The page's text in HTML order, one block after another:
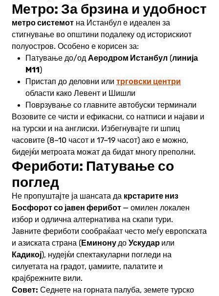
Метро: За брзина и удобност
метро системот на Истанбул е идеален за
стигнување во општини подалеку од историскиот
полуостров. Особено е корисен за:
Патување до/од Аеродром Истанбул (линија
M11)
Пристап до деловни или трговски центри
области како Левент и Шишли
Поврзување со главните автобуски терминали
Возовите се чисти и ефикасни, со натписи и најави и
на турски и на англиски. Избегнувајте ги шпиц
часовите (8–10 часот и 17–19 часот) ако е можно,
бидејќи метроата можат да бидат многу преполни.
Фериботи: Патување со
поглед
Не пропуштајте ја шансата да крстарите низ
Босфорот со јавен ферибот — омилен локален
избор и одлична алтернатива на скапи тури.
Јавните фериботи сообраќаат често меѓу европската
и азиската страна (Еминонудо Ускудар или
Кадикој), нудејќи спектакуларни погледи на
силуетата на градот, џамиите, палатите и
крајбрежните вили.
Совет: Седнете на горната палуба, земете турско